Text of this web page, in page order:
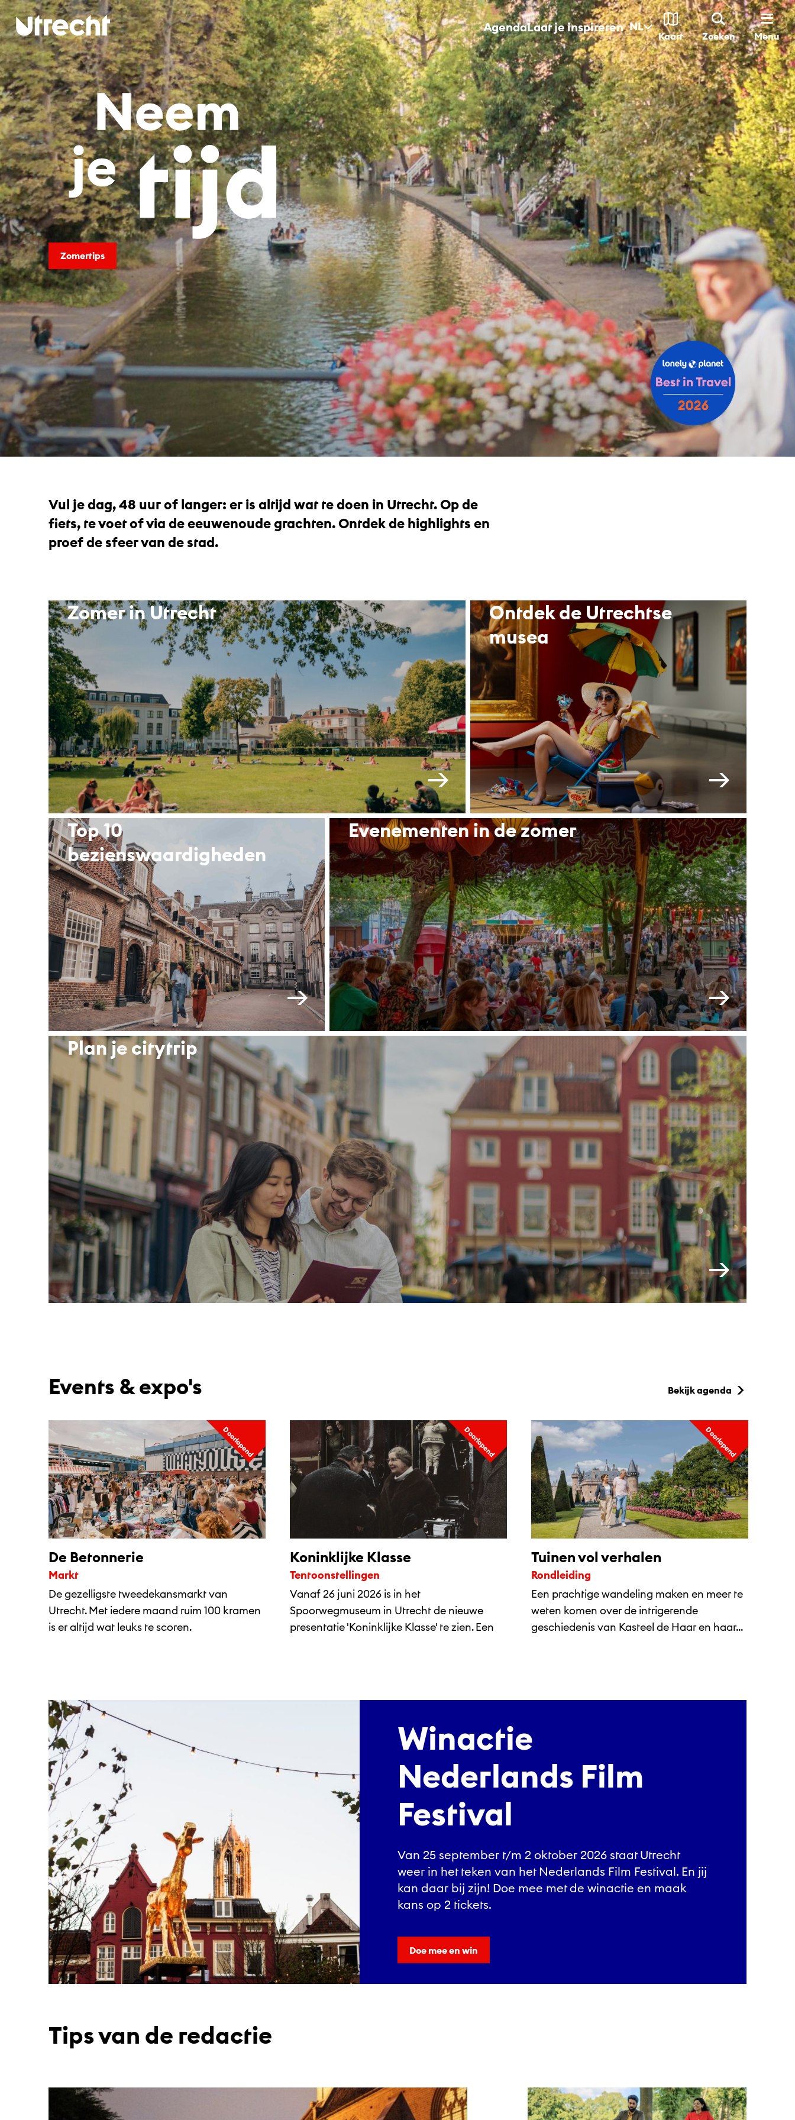
Ga naar hoofdinhoud
AgendaLaat je inspireren NL
Kaart Zoeken Menu
Neem je tijd ontdek Utrecht
Zomertips
Vul je dag, 48 uur of langer: er is altijd wat te doen in Utrecht. Op de
fiets, te voet of via de eeuwenoude grachten. Ontdek de highlights en
proef de sfeer van de stad.
Zomer in Utrecht
Ontdek de Utrechtse
musea
Top 10
bezienswaardigheden
Evenementen in de zomer
Plan je citytrip
Events & expo's Bekijk agenda
Doorlopend
De Betonnerie
Markt
De gezelligste tweedekansmarkt van
Utrecht. Met iedere maand ruim 100 kramen
is er altijd wat leuks te scoren.
Doorlopend
Koninklijke Klasse
Tentoonstellingen
Vanaf 26 juni 2026 is in het
Spoorwegmuseum in Utrecht de nieuwe
presentatie 'Koninklijke Klasse' te zien. Een
Doorlopend
Tuinen vol verhalen
Rondleiding
Een prachtige wandeling maken en meer te
weten komen over de intrigerende
geschiedenis van Kasteel de Haar en haar...
Winactie
Nederlands Film
Festival
Van 25 september t/m 2 oktober 2026 staat Utrecht
weer in het teken van het Nederlands Film Festival. En jij
kan daar bij zijn! Doe mee met de winactie en maak
kans op 2 tickets.
Doe mee en win
Tips van de redactie